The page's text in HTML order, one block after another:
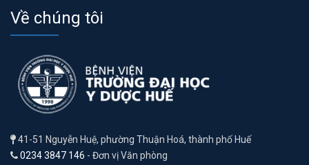
Về chúng tôi
41-51 Nguyễn Huệ, phường Thuận Hoá, thành phố Huế
0234 3847 146 - Đơn vị Văn phòng